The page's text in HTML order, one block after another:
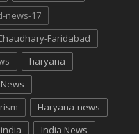
news-17
Faridabad
haryana
Haryana-news
india
India News